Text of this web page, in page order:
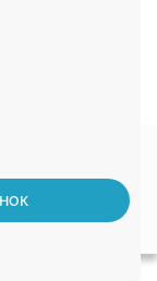
максимально